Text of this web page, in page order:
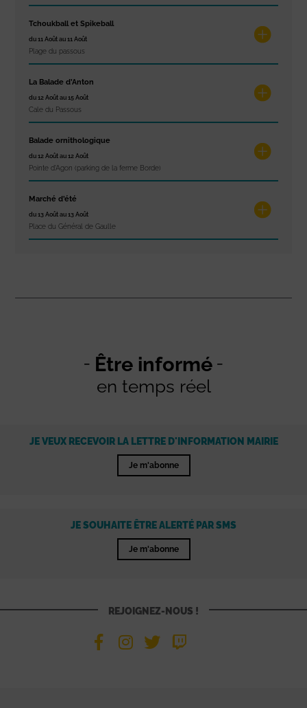
Tchoukball et Spikeball
du 11 Août au 11 Août
Plage du passous
La Balade d’Anton
du 12 Août au 15 Août
Cale du Passous
Balade ornithologique
du 12 Août au 12 Août
Pointe d'Agon (parking de la ferme Borde)
Marché d’été
du 13 Août au 13 Août
Place du Général de Gaulle
Être informé
en temps réel
JE VEUX RECEVOIR LA LETTRE D'INFORMATION MAIRIE
Je m'abonne
JE SOUHAITE ÊTRE ALERTÉ PAR SMS
Je m'abonne
REJOIGNEZ-NOUS !